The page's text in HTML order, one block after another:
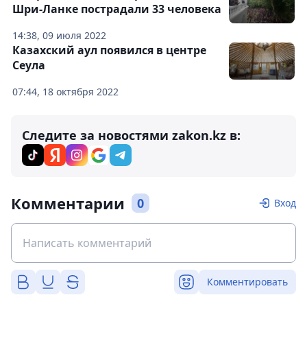
14:38, 09 июля 2022
Шри-Ланке пострадали 33 человека
07:44, 18 октября 2022
Казахский аул появился в центре
Сеула
Следите за новостями zakon.kz в:
Комментарии 0 Вход
Комментировать